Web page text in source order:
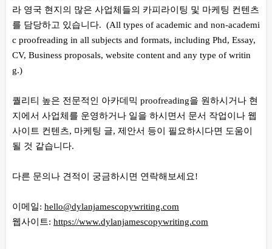
라 영국 현지의 많은 사업체들의 카피라이팅 및 마케팅 컨텐츠
를 담당하고 있습니다. (All types of academic and non-academi
c proofreading in all subjects and formats, including Phd, Essay,
CV, Business proposals, website content and any type of writin
g.)
퀄리티 높은 전문적인 아카데믹 proofreading을 원하시거나 현
지에서 사업체를 운영하거나 일을 하시면서 문서 작업이나 웹
사이트 컨텐츠, 마케팅 글, 제안서 등이 필요하시다면 도움이
될 것 같습니다.
다른 문의나 견적이 궁금하시면 연락해보세요!
이메일: hello@dylanjamescopywriting.com
웹사이트: https://www.dylanjamescopywriting.com